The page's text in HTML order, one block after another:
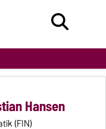
Hansen
(FIN)